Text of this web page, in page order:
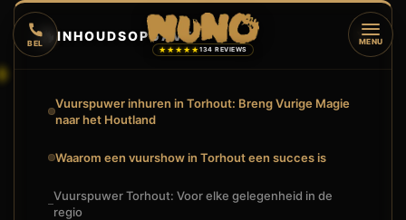
BEL
★★★★★134 REVIEWS
MENU
🔥INHOUDSOPGAVE ▼
Vuurspuwer inhuren in Torhout: Breng Vurige Magie
naar het Houtland
Waarom een vuurshow in Torhout een succes is
Vuurspuwer Torhout: Voor elke gelegenheid in de
regio